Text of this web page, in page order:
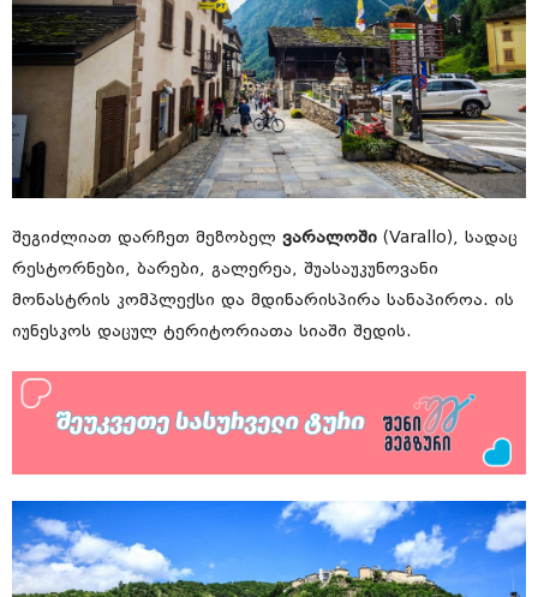
შეგიძლიათ დარჩეთ მეზობელ ვარალოში (Varallo), სადაც
რესტორნები, ბარები, გალერეა, შუასაუკუნოვანი
მონასტრის კომპლექსი და მდინარისპირა სანაპიროა. ის
იუნესკოს დაცულ ტერიტორიათა სიაში შედის.